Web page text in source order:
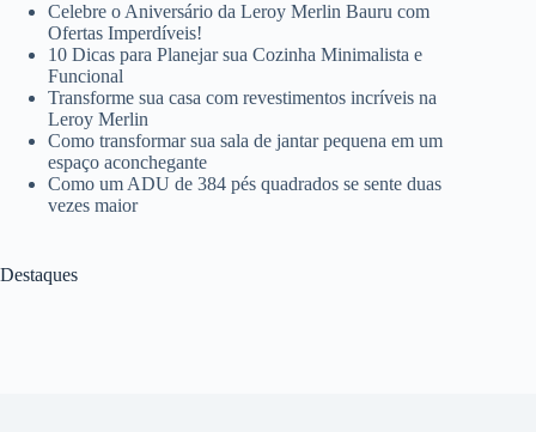
Celebre o Aniversário da Leroy Merlin Bauru com
Ofertas Imperdíveis!
10 Dicas para Planejar sua Cozinha Minimalista e
Funcional
Transforme sua casa com revestimentos incríveis na
Leroy Merlin
Como transformar sua sala de jantar pequena em um
espaço aconchegante
Como um ADU de 384 pés quadrados se sente duas
vezes maior
Destaques